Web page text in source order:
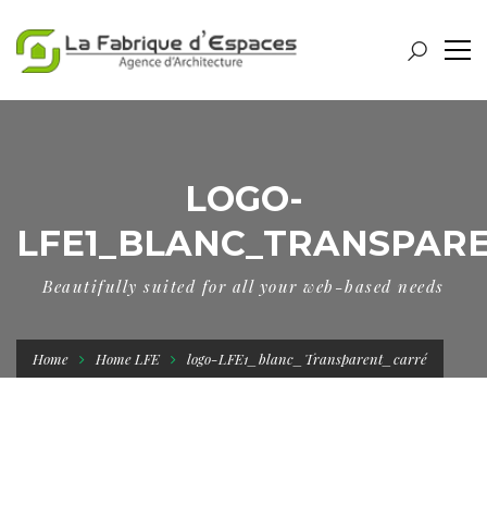
LOGO-
Beautifully suited for all your web-based needs
Home Home LFE logo-LFE1_blanc_Transparent_carré